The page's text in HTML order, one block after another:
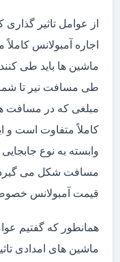
از عوامل تاثیر گذاری
اجاره آمبولانس
ماشین ها باید طی
طی مسافت نیر تا
مبلغی که در مسافت
کاملاً متفاوت است و
وابسته به نوع
مسافت شکل می گیرد
قیمت آمبولانس
همانطور که گفتیم
ماشین های امدادی